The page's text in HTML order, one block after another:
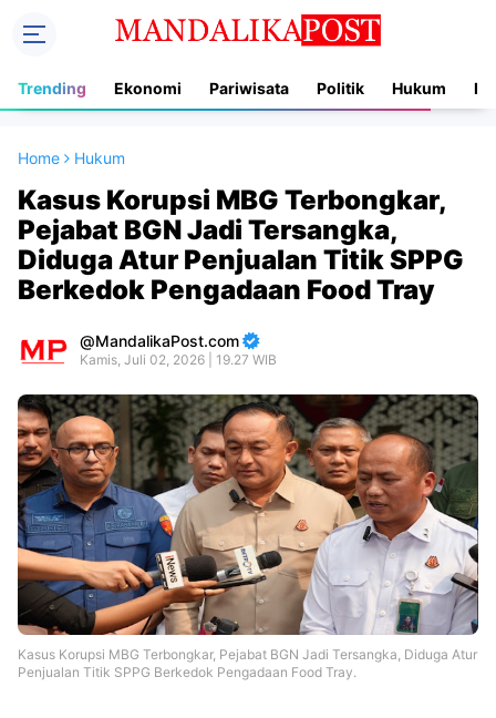
Trending Ekonomi Pariwisata Politik Hukum
Home Hukum
Kasus Korupsi MBG Terbongkar,
Pejabat BGN Jadi Tersangka,
Diduga Atur Penjualan Titik SPPG
Berkedok Pengadaan Food Tray
MandalikaPost.com
Kamis, Juli 02, 2026 | 19.27 WIB
Kasus Korupsi MBG Terbongkar, Pejabat BGN Jadi Tersangka, Diduga Atur
Penjualan Titik SPPG Berkedok Pengadaan Food Tray.